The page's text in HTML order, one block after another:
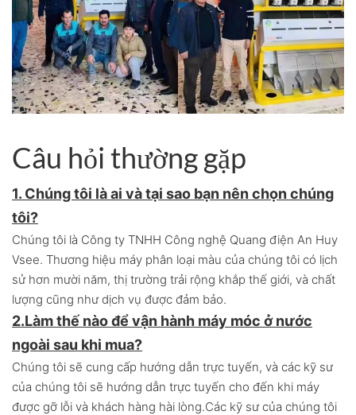
Câu hỏi thường gặp
1. Chúng tôi là ai và tại sao bạn nên chọn chúng
tôi?
Chúng tôi là Công ty TNHH Công nghệ Quang điện An Huy
Vsee. Thương hiệu máy phân loại màu của chúng tôi có lịch
sử hơn mười năm, thị trường trải rộng khắp thế giới, và chất
lượng cũng như dịch vụ được đảm bảo.
2.Làm thế nào để vận hành máy móc ở nước
ngoài sau khi mua?
Chúng tôi sẽ cung cấp hướng dẫn trực tuyến, và các kỹ sư
của chúng tôi sẽ hướng dẫn trực tuyến cho đến khi máy
được gỡ lỗi và khách hàng hài lòng.Các kỹ sư của chúng tôi